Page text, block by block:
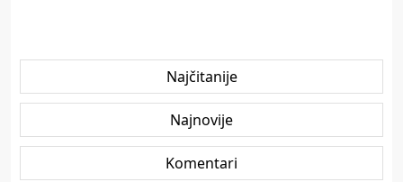
Najčitanije
Najnovije
Komentari